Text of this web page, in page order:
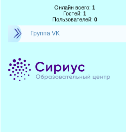
Онлайн всего: 1
Гостей: 1
Пользователей: 0
Группа VK